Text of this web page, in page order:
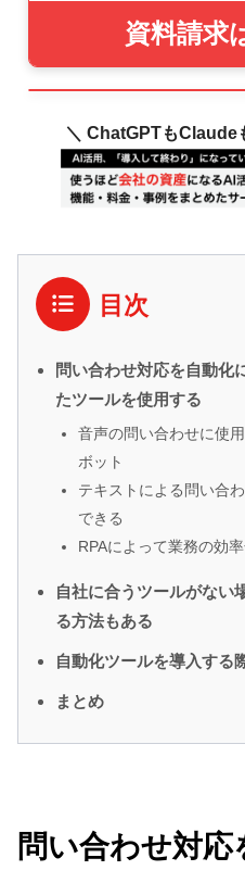
資料請求
＼ ChatGPTもClaude
目次
問い合わせ対応を自動化
たツールを使用する
音声の問い合わせに使
ボット
テキストによる問い合
できる
RPAによって業務の効
自社に合うツールがない
る方法もある
自動化ツールを導入する
まとめ
問い合わせ対